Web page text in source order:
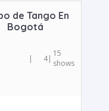
de Tango En
Bogotá
| 4| 15
shows